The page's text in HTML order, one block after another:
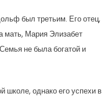
был третьим. Его отец,
мать, Мария Элизабет
не была богатой и
школе, однако его успехи в